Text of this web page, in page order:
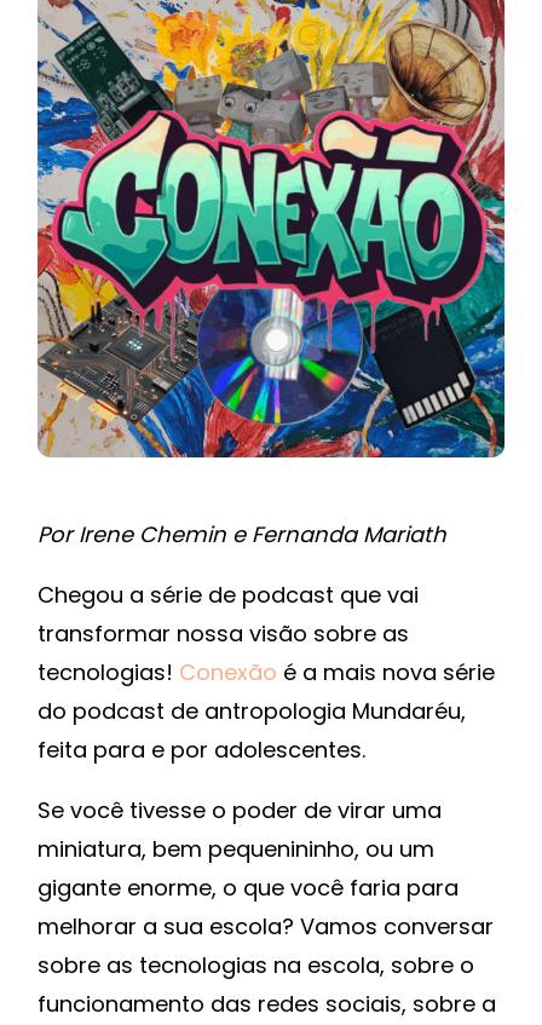
Por Irene Chemin e Fernanda Mariath
Chegou a série de podcast que vai
transformar nossa visão sobre as
tecnologias! Conexão é a mais nova série
do podcast de antropologia Mundaréu,
feita para e por adolescentes.
Se você tivesse o poder de virar uma
miniatura, bem pequenininho, ou um
gigante enorme, o que você faria para
melhorar a sua escola? Vamos conversar
sobre as tecnologias na escola, sobre o
funcionamento das redes sociais, sobre a